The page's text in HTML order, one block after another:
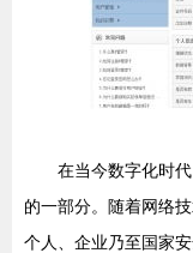
在当今数字化时
的一部分。随着网络
个人、企业乃至国家